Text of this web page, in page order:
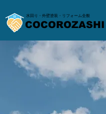
COCOROZASHI
水回り・外壁塗装・リフォーム全般